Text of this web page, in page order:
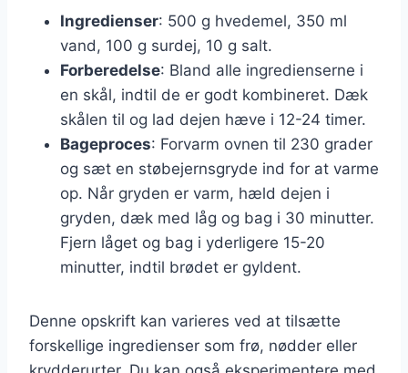
Ingredienser: 500 g hvedemel, 350 ml
vand, 100 g surdej, 10 g salt.
Forberedelse: Bland alle ingredienserne i
en skål, indtil de er godt kombineret. Dæk
skålen til og lad dejen hæve i 12-24 timer.
Bageproces: Forvarm ovnen til 230 grader
og sæt en støbejernsgryde ind for at varme
op. Når gryden er varm, hæld dejen i
gryden, dæk med låg og bag i 30 minutter.
Fjern låget og bag i yderligere 15-20
minutter, indtil brødet er gyldent.
Denne opskrift kan varieres ved at tilsætte
forskellige ingredienser som frø, nødder eller